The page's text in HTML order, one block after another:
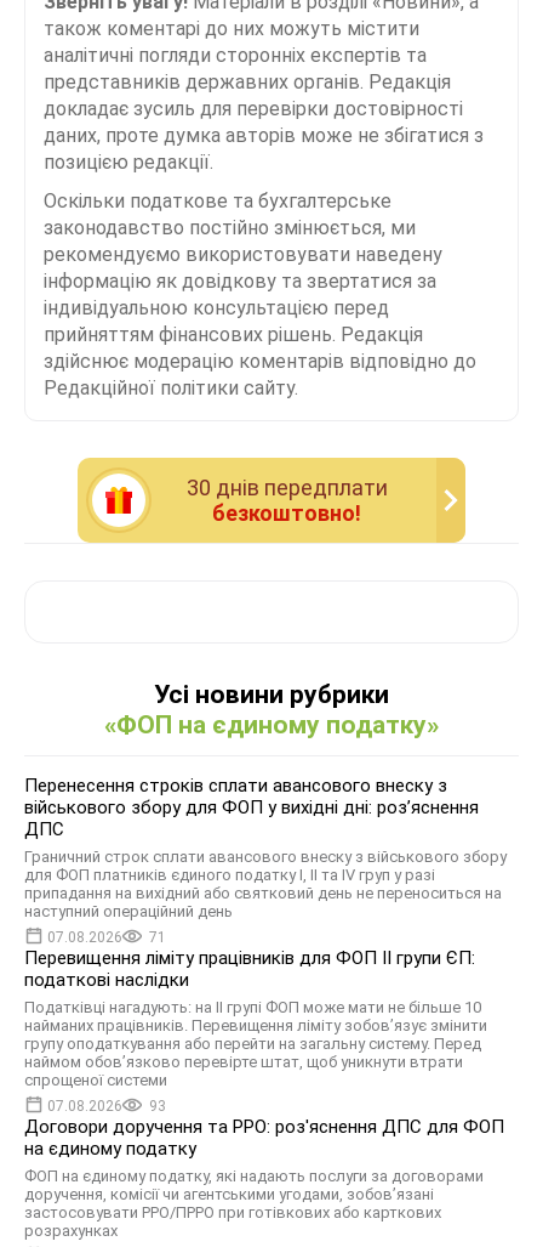
також коментарі до них можуть містити
аналітичні погляди сторонніх експертів та
представників державних органів. Редакція
докладає зусиль для перевірки достовірності
даних, проте думка авторів може не збігатися з
позицією редакції.
Оскільки податкове та бухгалтерське
законодавство постійно змінюється, ми
рекомендуємо використовувати наведену
інформацію як довідкову та звертатися за
індивідуальною консультацією перед
прийняттям фінансових рішень. Редакція
здійснює модерацію коментарів відповідно до
Редакційної політики сайту.
30 днiв передплати
безкоштовно!
Усі новини рубрики
«ФОП на єдиному податку»
Перенесення строків сплати авансового внеску з
військового збору для ФОП у вихідні дні: роз’яснення
ДПС
Граничний строк сплати авансового внеску з військового збору
для ФОП платників єдиного податку І, ІІ та ІV груп у разі
припадання на вихідний або святковий день не переноситься на
наступний операційний день
07.08.2026 71
Перевищення ліміту працівників для ФОП II групи ЄП:
податкові наслідки
Податківці нагадують: на II групі ФОП може мати не більше 10
найманих працівників. Перевищення ліміту зобов’язує змінити
групу оподаткування або перейти на загальну систему. Перед
наймом обов’язково перевірте штат, щоб уникнути втрати
спрощеної системи
07.08.2026 93
Договори доручення та РРО: роз'яснення ДПС для ФОП
на єдиному податку
ФОП на єдиному податку, які надають послуги за договорами
доручення, комісії чи агентськими угодами, зобов’язані
застосовувати РРО/ПРРО при готівкових або карткових
розрахунках